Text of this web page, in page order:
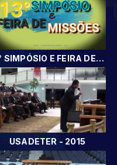
13° SIMPÓSIO E FEIRA DE MISSÕES
USADETER - 2015